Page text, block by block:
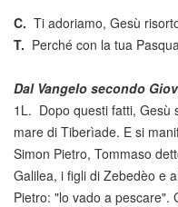
C. Ti adoriamo, Gesù
T. Perché con la tua
Dal Vangelo secondo
1L. Dopo questi fatti, Gesù
mare di Tiberìade. E si
Simon Pietro, Tommaso
Galilea, i figli di Zebedèo e
Pietro: "lo vado a pescare".